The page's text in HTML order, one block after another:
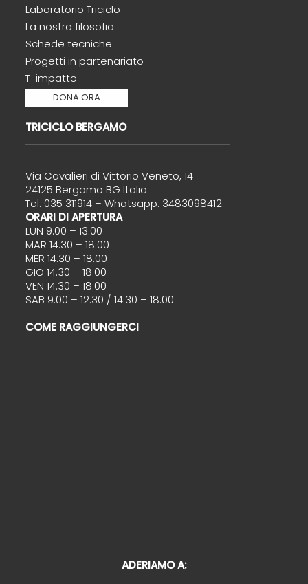
Laboratorio Triciclo
La nostra filosofia
Schede tecniche
Progetti in partenariato
T-impatto
DONA ORA
TRICICLO BERGAMO
Via Cavalieri di Vittorio Veneto, 14
24125 Bergamo BG Italia
Tel. 035 311914 – Whatsapp: 3483098412
ORARI DI APERTURA
LUN 9.00 – 13.00
MAR 14.30 – 18.00
MER 14.30 – 18.00
GIO 14.30 – 18.00
VEN 14.30 – 18.00
SAB 9.00 – 12.30 / 14.30 – 18.00
COME RAGGIUNGERCI
ADERIAMO A: